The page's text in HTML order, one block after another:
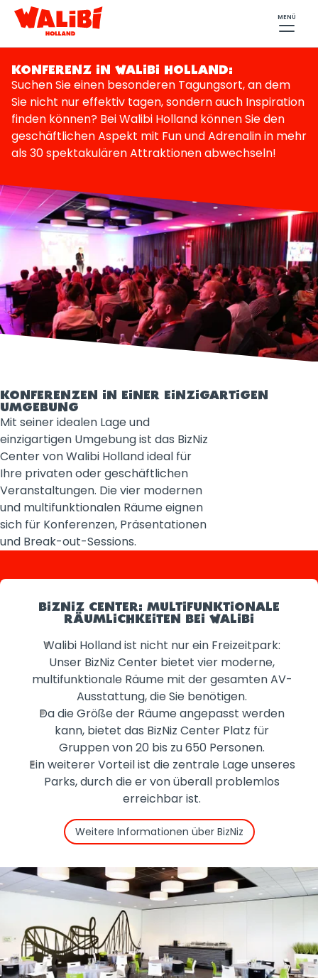
MENÜ
KONFERENZ IN WALIBI HOLLAND:
Suchen Sie einen besonderen Tagungsort, an dem
Sie nicht nur effektiv tagen, sondern auch Inspiration
finden können? Bei Walibi Holland können Sie den
geschäftlichen Aspekt mit Fun und Adrenalin in mehr
als 30 spektakulären Attraktionen abwechseln!
KONFERENZEN IN EINER EINZIGARTIGEN
UMGEBUNG
Mit seiner idealen Lage und
einzigartigen Umgebung ist das BizNiz
Center von Walibi Holland ideal für
Ihre privaten oder geschäftlichen
Veranstaltungen. Die vier modernen
und multifunktionalen Räume eignen
sich für Konferenzen, Präsentationen
und Break-out-Sessions.
BIZNIZ CENTER: MULTIFUNKTIONALE
RÄUMLICHKEITEN BEI WALIBI
Walibi Holland ist nicht nur ein Freizeitpark:
Unser BizNiz Center bietet vier moderne,
multifunktionale Räume mit der gesamten AV-
Ausstattung, die Sie benötigen.
Da die Größe der Räume angepasst werden
kann, bietet das BizNiz Center Platz für
Gruppen von 20 bis zu 650 Personen.
Ein weiterer Vorteil ist die zentrale Lage unseres
Parks, durch die er von überall problemlos
erreichbar ist.
Weitere Informationen über BizNiz